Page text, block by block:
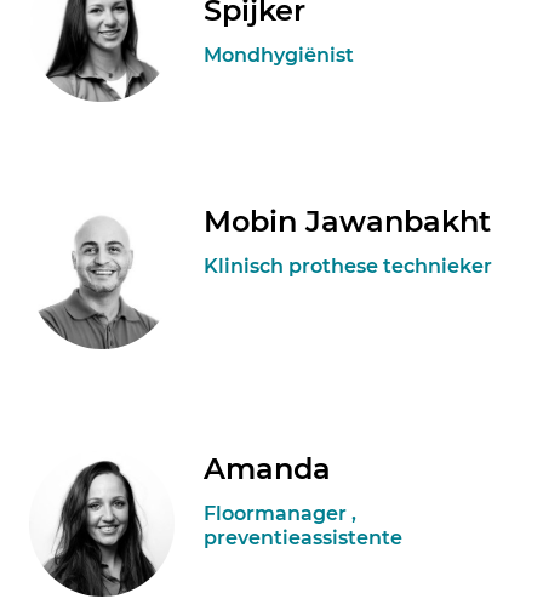
Spijker
Mondhygiënist
Mobin Jawanbakht
Klinisch prothese technieker
Amanda
Floormanager ,
preventieassistente